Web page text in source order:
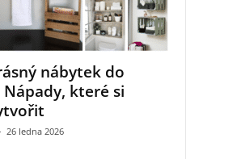
nábytek do
které si
26 ledna 2026